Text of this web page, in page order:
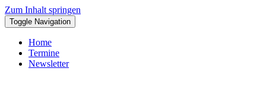
Zum Inhalt springen
Toggle Navigation
Home
Termine
Newsletter